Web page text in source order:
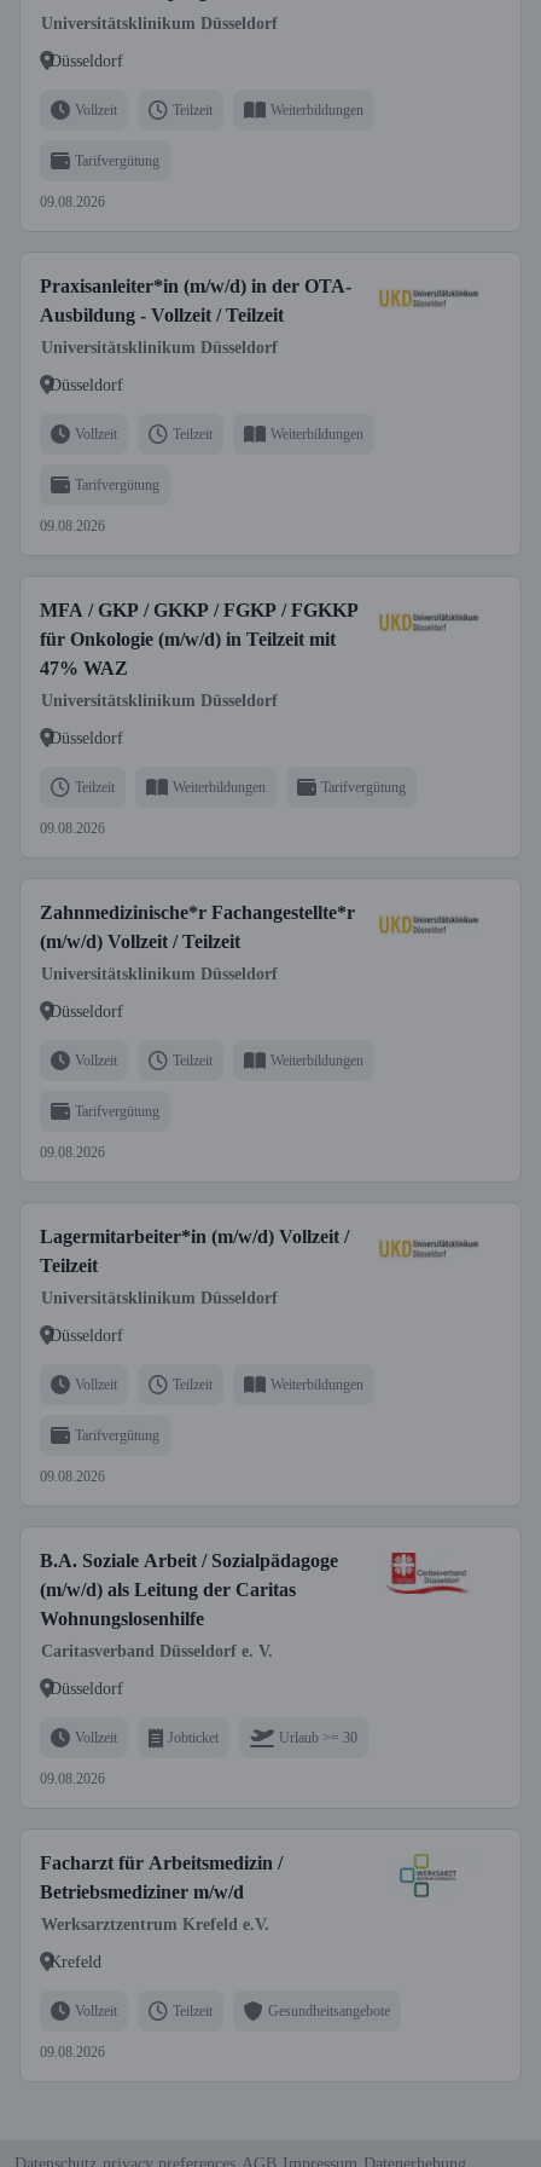
Fachgesundheits- und
Krankenpfleger*in für Anästhesie und
und Kinderkrankenpfleger*in für
Universitätsklinikum Düsseldorf
Düsseldorf
Vollzeit Teilzeit Weiterbildungen
Tarifvergütung
09.08.2026
Praxisanleiter*in (m/w/d) in der OTA-
Ausbildung - Vollzeit / Teilzeit
Universitätsklinikum Düsseldorf
Düsseldorf
Vollzeit Teilzeit Weiterbildungen
Tarifvergütung
09.08.2026
MFA / GKP / GKKP / FGKP / FGKKP
für Onkologie (m/w/d) in Teilzeit mit
47% WAZ
Universitätsklinikum Düsseldorf
Düsseldorf
Teilzeit Weiterbildungen Tarifvergütung
09.08.2026
Zahnmedizinische*r Fachangestellte*r
(m/w/d) Vollzeit / Teilzeit
Universitätsklinikum Düsseldorf
Düsseldorf
Vollzeit Teilzeit Weiterbildungen
Tarifvergütung
09.08.2026
Lagermitarbeiter*in (m/w/d) Vollzeit /
Teilzeit
Universitätsklinikum Düsseldorf
Düsseldorf
Vollzeit Teilzeit Weiterbildungen
Tarifvergütung
09.08.2026
B.A. Soziale Arbeit / Sozialpädagoge
(m/w/d) als Leitung der Caritas
Wohnungslosenhilfe
Caritasverband Düsseldorf e. V.
Düsseldorf
Vollzeit Jobticket Urlaub >= 30
09.08.2026
Facharzt für Arbeitsmedizin /
Betriebsmediziner m/w/d
Werksarztzentrum Krefeld e.V.
Krefeld
Vollzeit Teilzeit Gesundheitsangebote
09.08.2026